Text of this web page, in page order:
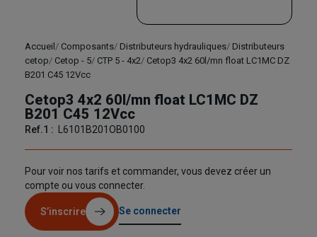
Accueil Composants Distributeurs hydrauliques Distributeurs
cetop
Cetop - 5 CTP 5 - 4x2 Cetop3 4x2 60l/mn float LC1MC DZ
B201 C45 12Vcc
Cetop3 4x2 60l/mn float LC1MC DZ
B201 C45 12Vcc
Ref.1 : L6101B201OB0100
Pour voir nos tarifs et commander, vous devez créer un
compte ou vous connecter.
S’inscrire Se connecter